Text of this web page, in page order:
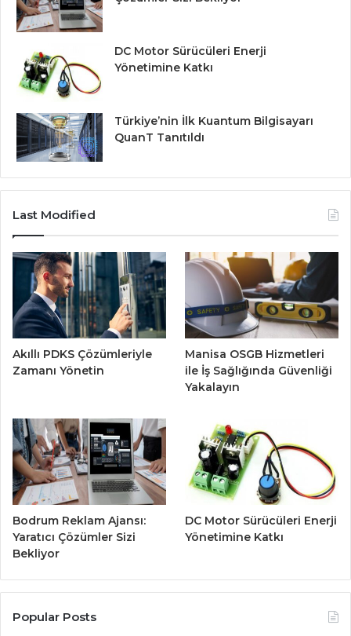
DC Motor Sürücüleri Enerji
Yönetimine Katkı
Türkiye’nin İlk Kuantum Bilgisayarı
QuanT Tanıtıldı
Last Modified
Akıllı PDKS Çözümleriyle
Zamanı Yönetin
Manisa OSGB Hizmetleri
ile İş Sağlığında Güvenliği
Yakalayın
Bodrum Reklam Ajansı:
Yaratıcı Çözümler Sizi
Bekliyor
DC Motor Sürücüleri Enerji
Yönetimine Katkı
Popular Posts